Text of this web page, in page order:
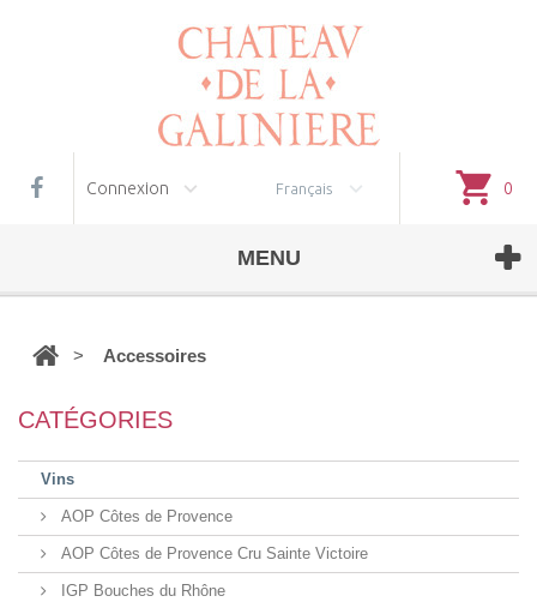
Français 0
Connexion
MENU
> Accessoires
CATÉGORIES
Vins
AOP Côtes de Provence
AOP Côtes de Provence Cru Sainte Victoire
IGP Bouches du Rhône